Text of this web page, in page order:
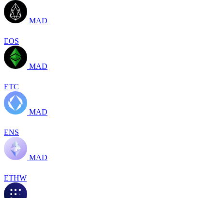
MAD
EOS
MAD
ETC
MAD
ENS
MAD
ETHW